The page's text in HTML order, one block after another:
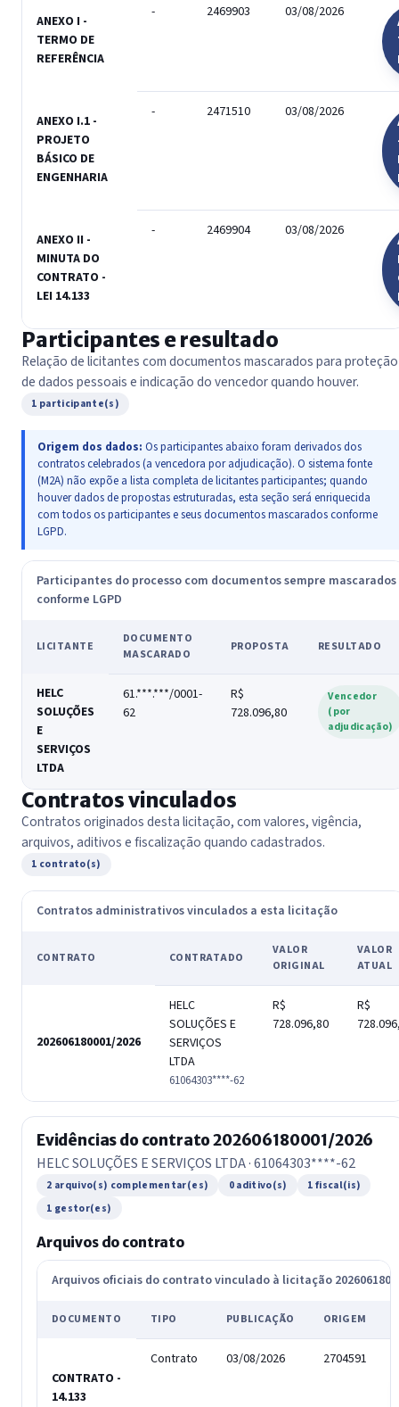
ANEXO I -
TERMO DE
REFERÊNCIA
- 2469903 03/08/2026
ANEXO I.1 -
PROJETO
BÁSICO DE
ENGENHARIA
- 2471510 03/08/2026
ANEXO II -
MINUTA DO
CONTRATO -
LEI 14.133
- 2469904 03/08/2026
Participantes e resultado
Relação de licitantes com documentos mascarados para proteção
de dados pessoais e indicação do vencedor quando houver.
1 participante(s)
Origem dos dados: Os participantes abaixo foram derivados dos
contratos celebrados (a vencedora por adjudicação). O sistema fonte
(M2A) não expõe a lista completa de licitantes participantes; quando
houver dados de propostas estruturadas, esta seção será enriquecida
com todos os participantes e seus documentos mascarados conforme
LGPD.
Participantes do processo com documentos sempre mascarados
conforme LGPD
LICITANTE
DOCUMENTO
MASCARADO
PROPOSTA RESULTADO
HELC
SOLUÇÕES
E
SERVIÇOS
LTDA
61.***.***/0001-
62
R$
728.096,80
Vencedor
(por
adjudicação)
Contratos vinculados
Contratos originados desta licitação, com valores, vigência,
arquivos, aditivos e fiscalização quando cadastrados.
1 contrato(s)
Contratos administrativos vinculados a esta licitação
CONTRATO CONTRATADO
VALOR
ORIGINAL
VALOR
ATUAL
202606180001/2026
HELC
SOLUÇÕES E
SERVIÇOS
LTDA
61064303****-62
R$
728.096,80
R$
Evidências do contrato 202606180001/2026
HELC SOLUÇÕES E SERVIÇOS LTDA · 61064303****-62
2 arquivo(s) complementar(es) 0 aditivo(s)
1 fiscal(is)
1 gestor(es)
Arquivos do contrato
Arquivos oficiais do contrato vinculado à licitação
DOCUMENTO TIPO PUBLICAÇÃO ORIGEM
CONTRATO -
14.133
Contrato 03/08/2026 2704591